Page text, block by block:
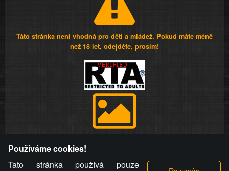
Táto stránka není vhodná pro děti a mládež. Pokud máte méně
než 18 let, odejděte, prosím!
videa a komentáře. Osoba, které se toto opatření provozovatele
stránky týče, ani osoba, která umístila fotografii nebo video na
Používáme cookies!
Tato stránka používá pouze